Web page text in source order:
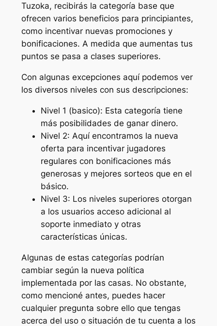
Tuzoka, recibirás la categoría base que
ofrecen varios beneficios para principiantes,
como incentivar nuevas promociones y
bonificaciones. A medida que aumentas tus
puntos se pasa a clases superiores.
Con algunas excepciones aquí podemos ver
los diversos niveles con sus descripciones:
Nivel 1 (basico): Esta categoría tiene
más posibilidades de ganar dinero.
Nivel 2: Aquí encontramos la nueva
oferta para incentivar jugadores
regulares con bonificaciones más
generosas y mejores sorteos que en el
básico.
Nivel 3: Los niveles superiores otorgan
a los usuarios acceso adicional al
soporte inmediato y otras
características únicas.
Algunas de estas categorías podrían
cambiar según la nueva política
implementada por las casas. No obstante,
como mencioné antes, puedes hacer
cualquier pregunta sobre ello que tengas
acerca del uso o situación de tu cuenta a los